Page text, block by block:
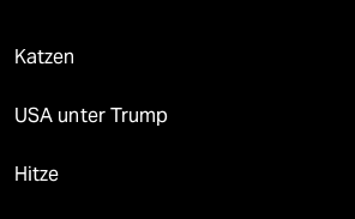
Katzen
USA unter Trump
Hitze